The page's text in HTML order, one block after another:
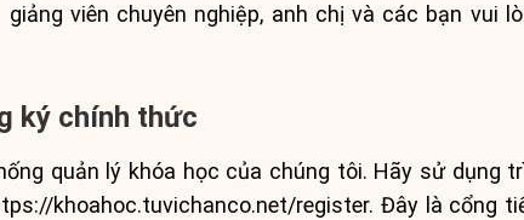
viên chuyên nghiệp, anh chị và các bạn vui
ký chính thức
quản lý khóa học của chúng tôi. Hãy sử dụng
khoahoc.tuvichanco.net/register. Đây là cổng